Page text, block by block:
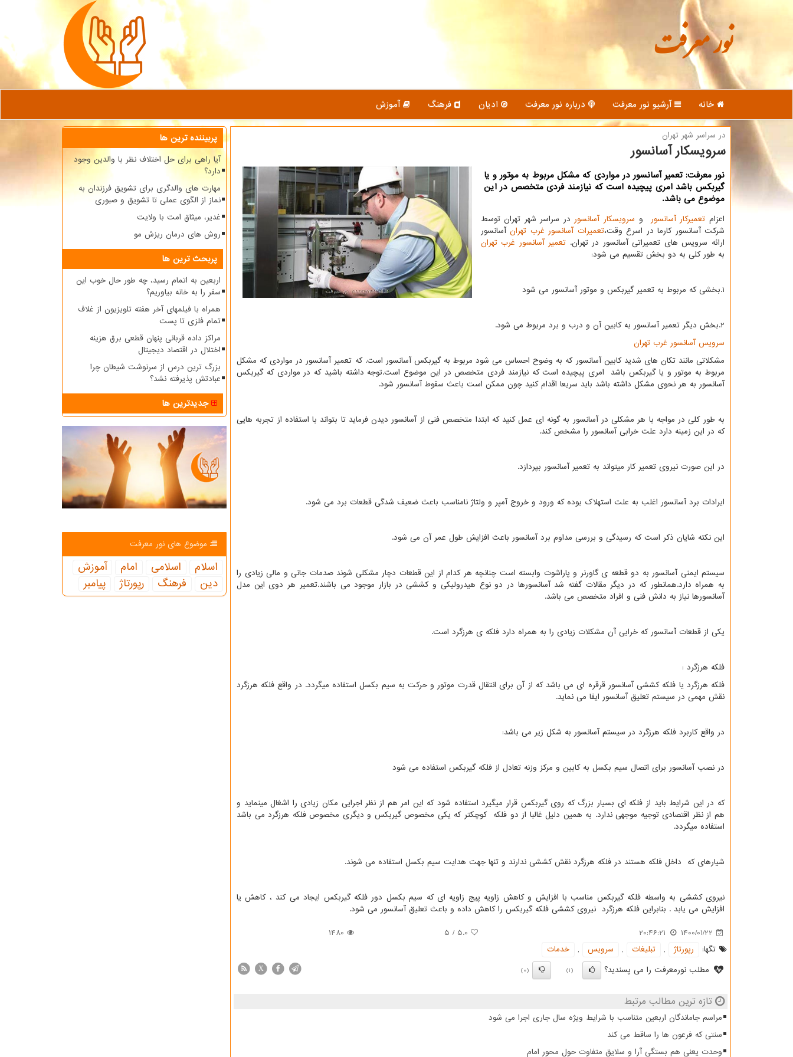
نور معرفت
خانه آرشیو نور معرفت درباره نور معرفت ادیان فرهنگ آموزش
در سراسر شهر تهران
سرویسكار آسانسور
نور معرفت: تعمیر آسانسور در مواردی كه مشكل مربوط به موتور و یا
گیربكس باشد امری پیچیده است كه نیازمند فردی متخصص در این
موضوع می باشد.
اعزام تعمیرکار آسانسور و سرویسکار آسانسور در سراسر شهر تهران توسط
شرکت آسانسور کارما در اسرع وقت،تعمیرات آسانسور غرب تهران آسانسور
ارائه سرویس های تعمیراتی آسانسور در تهران. تعمیر آسانسور غرب تهران
به طور کلی به دو بخش تقسیم می شود:
1.بخشی که مربوط به تعمیر گیربکس و موتور آسانسور می شود
2.بخش دیگر تعمیر آسانسور به کابین آن و درب و برد مربوط می شود.
سرویس آسانسور غرب تهران
مشکلاتی مانند تکان های شدید کابین آسانسور که به وضوح احساس می شود مربوط به گیربکس آسانسور است. که تعمیر آسانسور در مواردی که مشکل
مربوط به موتور و یا گیربکس باشد امری پیچیده است که نیازمند فردی متخصص در این موضوع است.توجه داشته باشید که در مواردی که گیربکس
آسانسور به هر نحوی مشکل داشته باشد باید سریعا اقدام کنید چون ممکن است باعث سقوط آسانسور شود.
به طور کلی در مواجه با هر مشکلی در آسانسور به گونه ای عمل کنید که ابتدا متخصص فنی از آسانسور دیدن فرماید تا بتواند با استفاده از تجربه هایی
که در این زمینه دارد علت خرابی آسانسور را مشخص کند.
در این صورت نیروی تعمیر کار میتواند به تعمیر آسانسور بپردازد.
ایرادات برد آسانسور اغلب به علت استهلاک بوده که ورود و خروج آمپر و ولتاژ نامناسب باعث ضعیف شدگی قطعات برد می شود.
این نکته شایان ذکر است که رسیدگی و بررسی مداوم برد آسانسور باعث افزایش طول عمر آن می شود.
سیستم ایمنی آسانسور به دو قطعه ی گاورنر و پاراشوت وابسته است چنانچه هر کدام از این قطعات دچار مشکلی شوند صدمات جانی و مالی زیادی را
به همراه دارد.همانطور که در دیگر مقالات گفته شد آسانسورها در دو نوع هیدرولیکی و کششی در بازار موجود می باشند.تعمیر هر دوی این مدل
آسانسورها نیاز به دانش فنی و افراد متخصص می باشد.
یکی از قطعات آسانسور که خرابی آن مشکلات زیادی را به همراه دارد فلکه ی هرزگرد است.
فلکه هرزگرد :
فلکه هرزگرد یا فلکه کششی آسانسور قرقره ای می باشد که از آن برای انتقال قدرت موتور و حرکت به سیم بکسل استفاده میگردد. در واقع فلکه هرزگرد
نقش مهمی در سیستم تعلیق آسانسور ایفا می نماید.
در واقع کاربرد فلکه هرزگرد در سیستم آسانسور به شکل زیر می باشد:
در نصب آسانسور برای اتصال سیم بکسل به کابین و مرکز وزنه تعادل از فلکه گیربکس استفاده می شود
که در این شرایط باید از فلکه ای بسیار بزرگ که روی گیربکس قرار میگیرد استفاده شود که این امر هم از نظر اجرایی مکان زیادی را اشغال مینماید و
هم از نظر اقتصادی توجیه موجهی ندارد. به همین دلیل غالبا از دو فلکه کوچکتر که یکی مخصوص گیربکس و دیگری مخصوص فلکه هرزگرد می باشد
استفاده میگردد.
شیارهای که داخل فلکه هستند در فلکه هرزگرد نقش کششی ندارند و تنها جهت هدایت سیم بکسل استفاده می شوند.
نیروی کششی به واسطه فلکه گیربکس مناسب با افزایش و کاهش زاویه پیج زاویه ای که سیم بکسل دور فلکه گیربکس ایجاد می کند ، کاهش یا
افزایش می یابد . بنابراین فلکه هرزگرد نیروی کششی فلکه گیربکس را کاهش داده و باعث تعلیق آسانسور می شود.
1400/01/22
20:46:21
5.0
/
5
1480
تگها:
رپورتاژ , تبلیغات , سرویس ,
خدمات
مطلب نورمعرفت را می پسندید؟
(1)
(0)
X
تازه ترین مطالب مرتبط
مراسم جاماندگان اربعین متناسب با شرایط ویژه سال جاری اجرا می شود
سنتی که فرعون ها را ساقط می کند
وحدت یعنی هم بستگی آرا و سلایق متفاوت حول محور امام
پربیننده ترین ها
آیا راهی برای حل اختلاف نظر با والدین وجود
دارد؟
مهارت های والدگری برای تشویق فرزندان به
نماز از الگوی عملی تا تشویق و صبوری
غدیر، میثاق امت با ولایت
روش های درمان ریزش مو
پربحث ترین ها
اربعین به اتمام رسید، چه طور حال خوب این
سفر را به خانه بیاوریم؟
همراه با فیلمهای آخر هفته تلویزیون از غلاف
تمام فلزی تا پست
مراکز داده قربانی پنهان قطعی برق هزینه
اختلال در اقتصاد دیجیتال
بزرگ ترین درس از سرنوشت شیطان چرا
عبادتش پذیرفته نشد؟
جدیدترین ها
موضوع های نور معرفت
اسلام اسلامی امام
آموزش
دین
فرهنگ رپورتاژ پیامبر